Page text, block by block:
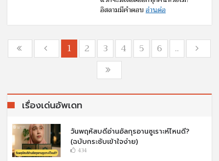
อิสลามมีคำตอบ อ่านต่อ
1 2 3 4 5 6 ..
เรื่องเด่นอัพเดท
วันพฤหัสบดีอ่านอัลกุรอานซูเราะห์ไหนดี?
(ฉบับกระชับเข้าใจง่าย)
434